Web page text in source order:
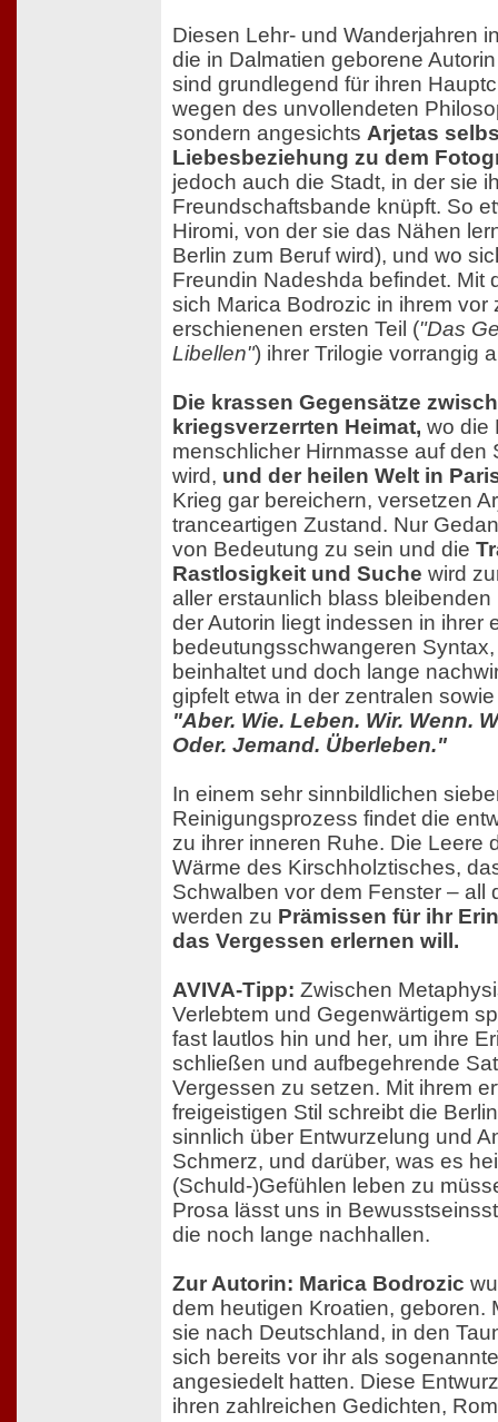
Diesen Lehr- und Wanderjahren
die in Dalmatien geborene
sind grundlegend für ihren
wegen des unvollendeten
sondern angesichts Arjetas
Liebesbeziehung zu dem
jedoch auch die Stadt, in der sie
Freundschaftsbande knüpft. So
Hiromi, von der sie das Nähen
Berlin zum Beruf wird), und wo
Freundin Nadeshda befindet. Mit
sich Marica Bodrozic in ihrem vor
erschienenen ersten Teil ("Das
Libellen") ihrer Trilogie vorrangig
Die krassen Gegensätze
kriegsverzerrten Heimat, wo die
menschlicher Hirnmasse auf den
wird, und der heilen Welt in
Krieg gar bereichern, versetzen
tranceartigen Zustand. Nur
von Bedeutung zu sein und die
Rastlosigkeit und Suche wird
aller erstaunlich blass
der Autorin liegt indessen in ihrer
bedeutungsschwangeren
beinhaltet und doch lange
gipfelt etwa in der zentralen
"Aber. Wie. Leben. Wir. Wenn.
Oder. Jemand. Überleben."
In einem sehr sinnbildlichen
Reinigungsprozess findet die
zu ihrer inneren Ruhe. Die Leere
Wärme des Kirschholztisches,
Schwalben vor dem Fenster – all
werden zu Prämissen für ihr
das Vergessen erlernen will.
AVIVA-Tipp: Zwischen
Verlebtem und Gegenwärtigem
fast lautlos hin und her, um ihre
schließen und aufbegehrende
Vergessen zu setzen. Mit ihrem
freigeistigen Stil schreibt die
sinnlich über Entwurzelung und
Schmerz, und darüber, was es
(Schuld-)Gefühlen leben zu
Prosa lässt uns in
die noch lange nachhallen.
Zur Autorin: Marica Bodrozic
dem heutigen Kroatien, geboren.
sie nach Deutschland, in den
sich bereits vor ihr als
angesiedelt hatten. Diese
ihren zahlreichen Gedichten,